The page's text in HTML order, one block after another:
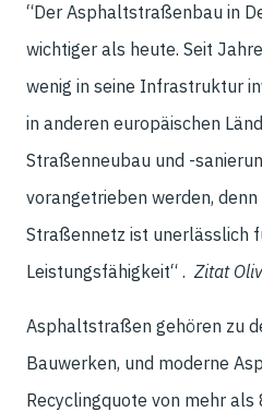
“Der Asphaltstraßenbau in
wichtiger als heute. Seit
wenig in seine Infrastruktur
in anderen europäischen
Straßenneubau und -
vorangetrieben werden, denn
Straßennetz ist unerlässlich
Leistungsfähigkeit“ .Zitat
Asphaltstraßen gehören zu
Bauwerken, und moderne
Recyclingquote von mehr